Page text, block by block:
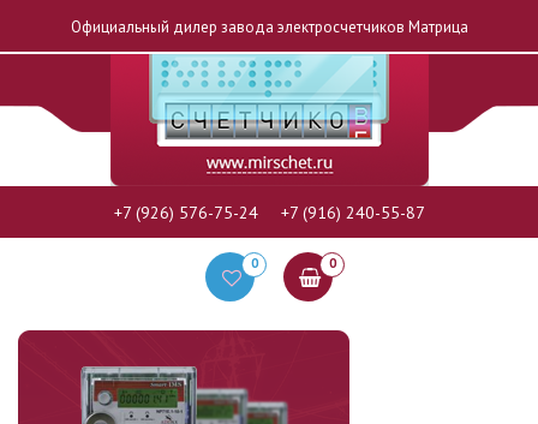
Официальный дилер завода электросчетчиков Матрица
+7 (926) 576-75-24 +7 (916) 240-55-87
0 0